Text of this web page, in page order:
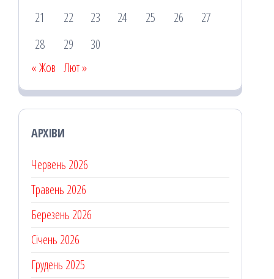
21
22 23 24 25 26
27
28
29
30
« Жов Лют »
АРХІВИ
Червень 2026
Травень 2026
Березень 2026
Січень 2026
Грудень 2025